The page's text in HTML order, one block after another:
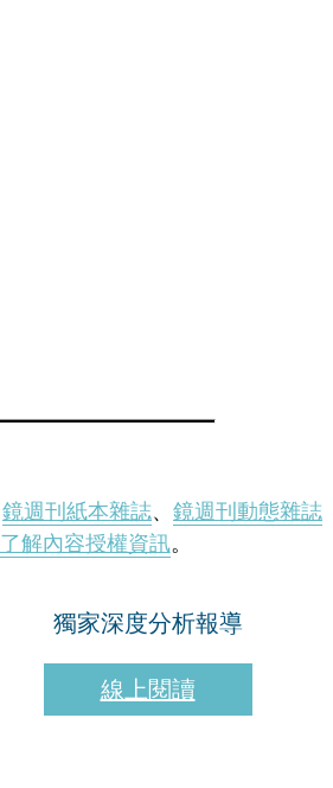
鏡週刊紙本雜誌、 鏡週刊動態雜誌
了解內容授權資訊。
獨家深度分析報導
線上閱讀